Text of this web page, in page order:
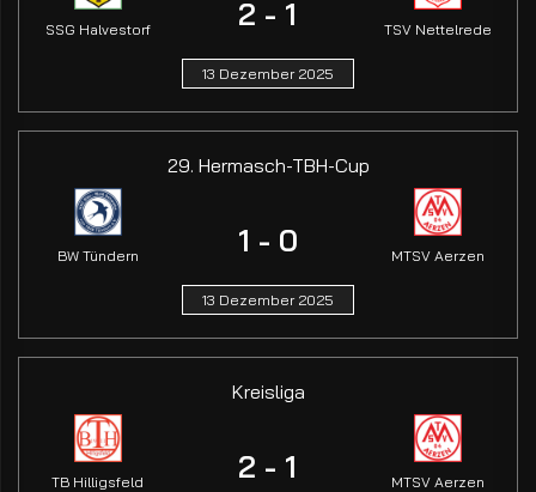
SSG Halvestorf 2 - 1 TSV Nettelrede
13 Dezember 2025
29. Hermasch-TBH-Cup
BW Tündern 1 - 0 MTSV Aerzen
13 Dezember 2025
Kreisliga
TB Hilligsfeld 2 - 1 MTSV Aerzen